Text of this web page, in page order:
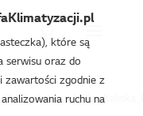
/
które są
serwisu oraz do
zawartości zgodnie z
ruchu na